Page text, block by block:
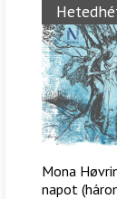
Mona
napot